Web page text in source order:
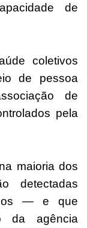
de
coletivos
de pessoa
de
pela
maioria dos
detectadas
— e que
da agência